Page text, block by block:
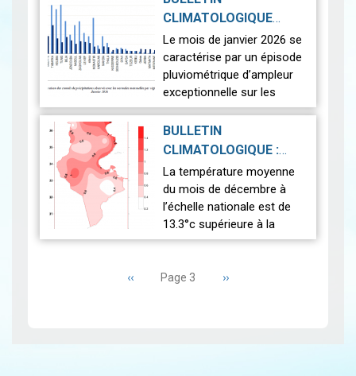
Ramadan 1447 de l’Hégire.
tunisiennes ainsi que…
CLIMATOLOGIQUE
PRÉLIMINAIRE DU
JANVIER 2026|
2026-02-13
Le mois de janvier 2026 se
caractérise par un épisode
pluviométrique d’ampleur
exceptionnelle sur les
régions du nord et du
centre, générant des
impacts hydrologiques
BULLETIN
CLIMATOLOGIQUE :
DÉCEMBRE 2025|
2026-01-30
La température moyenne
du mois de décembre à
l’échelle nationale est de
13.3°c supérieure à la
normale (12.5°c). Cela
relativement plus chaud
Page
précédente
‹‹ Page 3 Page
››